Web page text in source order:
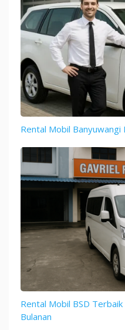
Rental Mobil Banyuwangi
Rental Mobil BSD
Bulanan